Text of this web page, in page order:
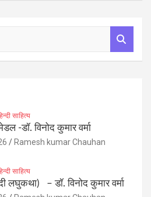
साहित्य
-डॉ. विनोद कुमार वर्मा
Ramesh kumar Chauhan
साहित्य
लघुकथा) – डॉ. विनोद कुमार वर्मा